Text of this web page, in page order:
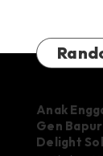
Anak
Gen
Delight